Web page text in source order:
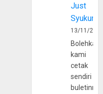
Just
Syukur
13/11/
Bolehkah
kami
cetak
sendiri